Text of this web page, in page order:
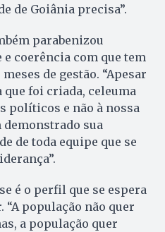
de Goiânia precisa”.
parabenizou
coerência com que tem
de gestão. “Apesar
foi criada, celeuma
políticos e não à nossa
demonstrado sua
de toda equipe que se
é o perfil que se espera
“A população não quer
a população quer